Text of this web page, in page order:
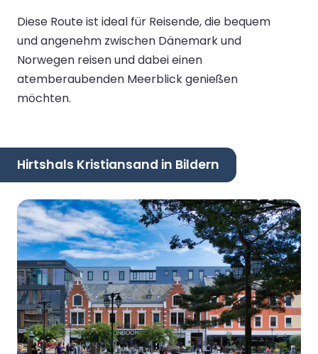
Diese Route ist ideal für Reisende, die bequem
und angenehm zwischen Dänemark und
Norwegen reisen und dabei einen
atemberaubenden Meerblick genießen
möchten.
Hirtshals Kristiansand in Bildern